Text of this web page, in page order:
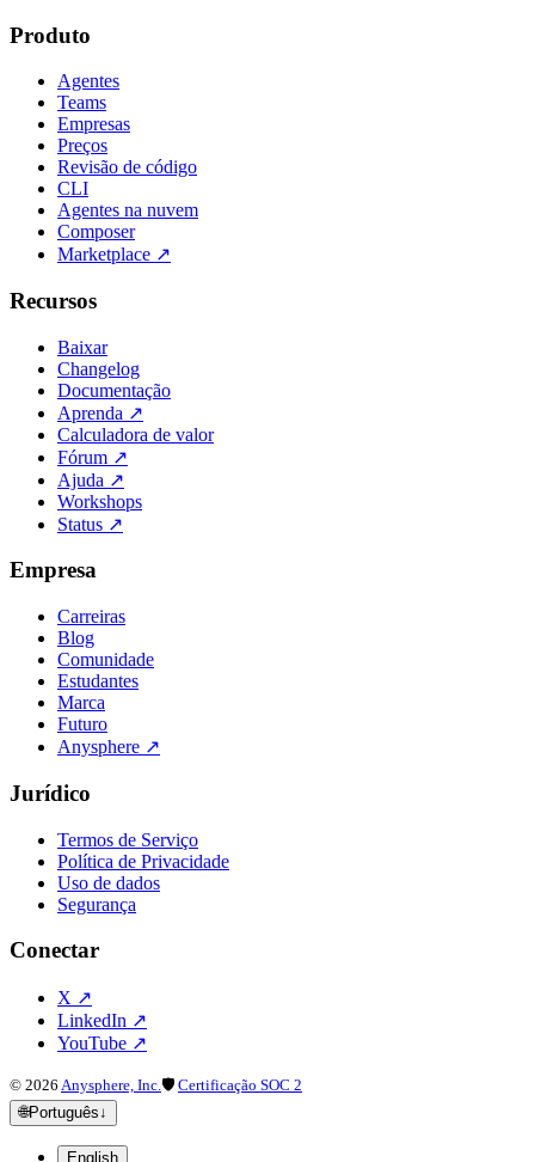
Produto
Agentes
Teams
Empresas
Preços
Revisão de código
CLI
Agentes na nuvem
Composer
Marketplace ↗
Recursos
Baixar
Changelog
Documentação
Aprenda ↗
Calculadora de valor
Fórum ↗
Ajuda ↗
Workshops
Status ↗
Empresa
Carreiras
Blog
Comunidade
Estudantes
Marca
Futuro
Anysphere ↗
Jurídico
Termos de Serviço
Política de Privacidade
Uso de dados
Segurança
Conectar
X ↗
LinkedIn ↗
YouTube ↗
© 2026 Anysphere, Inc. 🛡 Certificação SOC 2
🌐Português↓
English